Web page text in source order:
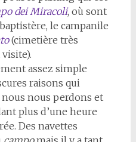
dei Miracoli, où sont
le campanile
(cimetière très
assez simple
raisons qui
nous perdons et
plus d’une heure
Des navettes